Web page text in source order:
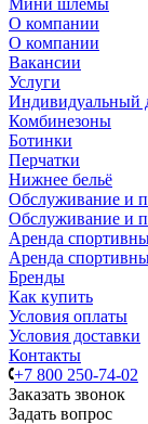
Мини шлемы
О компании
О компании
Вакансии
Услуги
Индивидуальный
Комбинезоны
Ботинки
Перчатки
Нижнее бельё
Обслуживание и
Обслуживание и
Аренда
Аренда
Бренды
Как купить
Условия оплаты
Условия доставки
Контакты
+7 800 250-74-02
Заказать звонок
Задать вопрос